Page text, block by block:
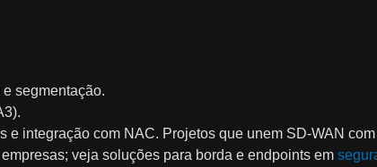
segmentação.
integração com NAC. Projetos que unem SD‑WAN
veja soluções para borda e endpoints em